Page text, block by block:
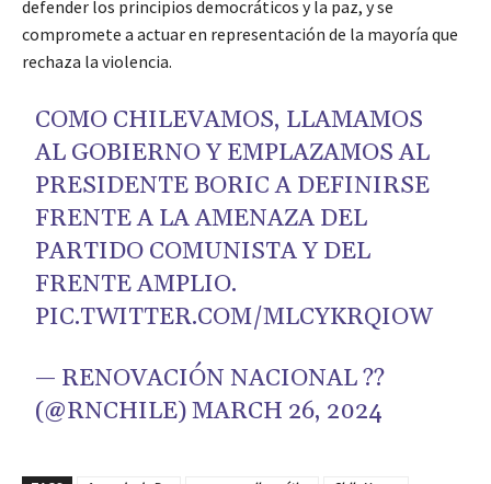
defender los principios democráticos y la paz, y se
compromete a actuar en representación de la mayoría que
rechaza la violencia.
COMO CHILEVAMOS, LLAMAMOS
AL GOBIERNO Y EMPLAZAMOS AL
PRESIDENTE BORIC A DEFINIRSE
FRENTE A LA AMENAZA DEL
PARTIDO COMUNISTA Y DEL
FRENTE AMPLIO.
PIC.TWITTER.COM/MLCYKRQIOW
— RENOVACIÓN NACIONAL ??
(@RNCHILE)MARCH 26, 2024